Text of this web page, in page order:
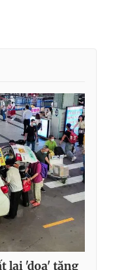
lại 'dọa' tăng